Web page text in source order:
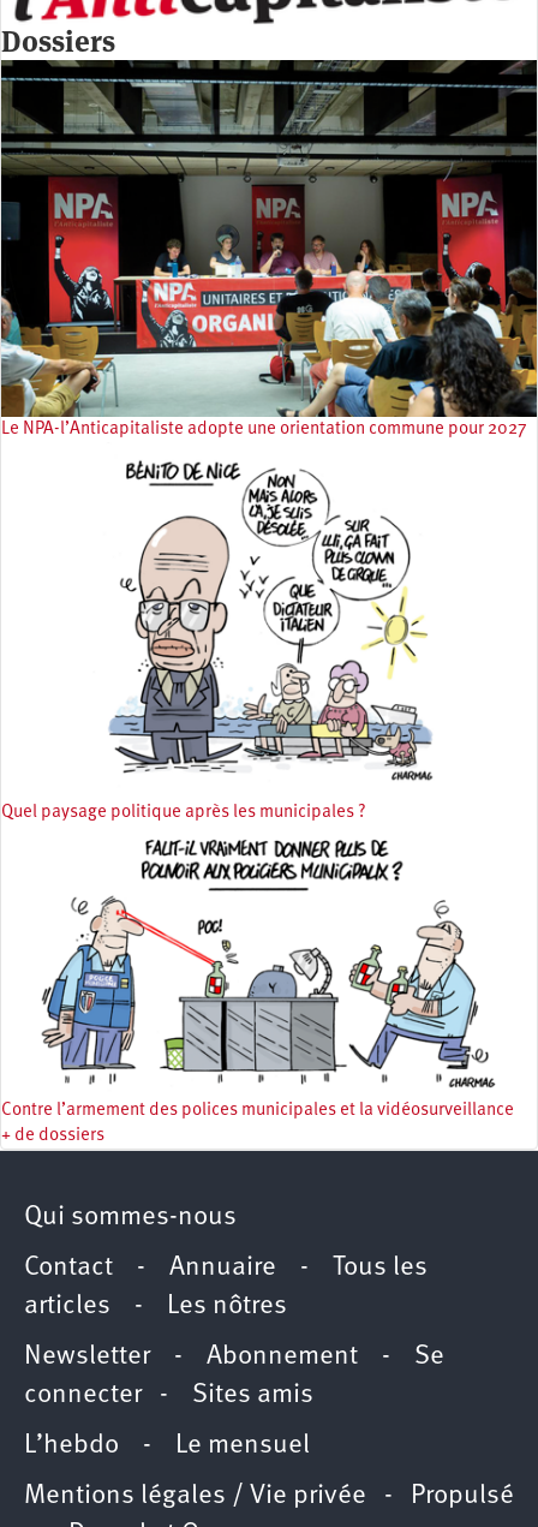
Dossiers
Le NPA-l’Anticapitaliste adopte une orientation commune pour 2027
Quel paysage politique après les municipales ?
Contre l’armement des polices municipales et la vidéosurveillance
+ de dossiers
Qui sommes-nous
Contact - Annuaire -
Tous les
articles - Les nôtres
Newsletter- Abonnement - Se
connecter- Sites amis
L’hebdo - Le mensuel
Mentions légales / Vie privée - Propulsé